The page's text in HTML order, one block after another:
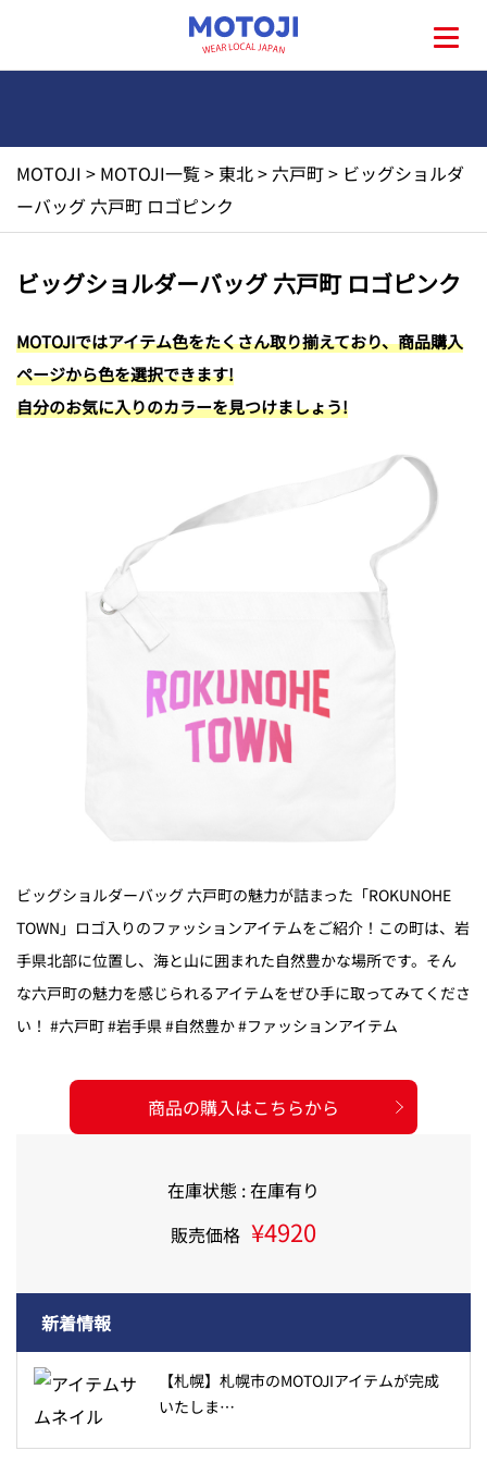
HOME
地元一覧
お問い合わせ
MOTOJI > MOTOJI一覧> 東北> 六戸町> ビッグショルダ
ーバッグ 六戸町 ロゴピンク
新着情報
【札幌】札幌市のMOTOJIアイテムが完成
いたしま…
ビッグショルダーバッグ 六戸町 ロゴピンク
MOTOJIではアイテム色をたくさん取り揃えており、商品購入
ページから色を選択できます!
自分のお気に入りのカラーを見つけましょう!
ビッグショルダーバッグ 六戸町の魅力が詰まった「ROKUNOHE
TOWN」ロゴ入りのファッションアイテムをご紹介！この町は、岩
手県北部に位置し、海と山に囲まれた自然豊かな場所です。そん
な六戸町の魅力を感じられるアイテムをぜひ手に取ってみてくださ
い！ #六戸町 #岩手県 #自然豊か #ファッションアイテム
商品の購入はこちらから
在庫状態 : 在庫有り
販売価格 ¥4920